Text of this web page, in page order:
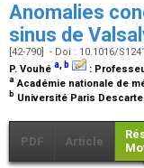
Anomalies
sinus de
[42-790] - Doi : 10.1016/
P. Vouhé a, b :
a Académie nationale de
b Université Paris
PDF Article